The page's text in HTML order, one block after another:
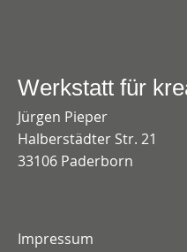
Werkstatt für
Jürgen Pieper
Halberstädter Str. 21
33106 Paderborn
Impressum